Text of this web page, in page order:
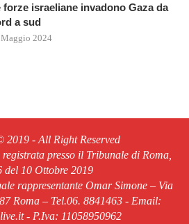
forze israeliane invadono Gaza da
a sud
Maggio 2024
2019 - All Right Reserved
presso il Tribunale di Roma,
del 10 Ottobre 2019
rappresentante Omar Simone – Via
Roma – Tel.06. 8841463 - Email:
- P.Iva: 11058950962